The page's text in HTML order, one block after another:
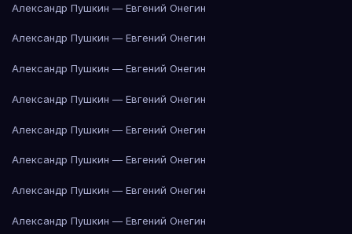
Александр Пушкин — Евгений Онегин
Александр Пушкин — Евгений Онегин
Александр Пушкин — Евгений Онегин
Александр Пушкин — Евгений Онегин
Александр Пушкин — Евгений Онегин
Александр Пушкин — Евгений Онегин
Александр Пушкин — Евгений Онегин
Александр Пушкин — Евгений Онегин